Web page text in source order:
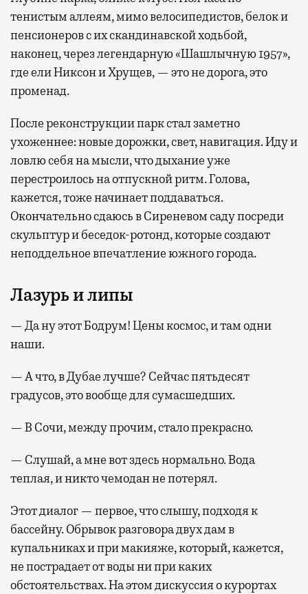
тенистым аллеям, мимо велосипедистов, белок и
пенсионеров с их скандинавской ходьбой,
наконец, через легендарную «Шашлычную 1957»,
где ели Никсон и Хрущев, — это не дорога, это
променад.
После реконструкции парк стал заметно
ухоженнее: новые дорожки, свет, навигация. Иду и
ловлю себя на мысли, что дыхание уже
перестроилось на отпускной ритм. Голова,
кажется, тоже начинает поддаваться.
Окончательно сдаюсь в Сиреневом саду посреди
скульптур и беседок-ротонд, которые создают
неподдельное впечатление южного города.
Лазурь и липы
— Да ну этот Бодрум! Цены космос, и там одни
наши.
— А что, в Дубае лучше? Сейчас пятьдесят
градусов, это вообще для сумасшедших.
— В Сочи, между прочим, стало прекрасно.
— Слушай, а мне вот здесь нормально. Вода
теплая, и никто чемодан не потерял.
Этот диалог — первое, что слышу, подходя к
бассейну. Обрывок разговора двух дам в
купальниках и при макияже, который, кажется,
не пострадает от воды ни при каких
обстоятельствах. На этом дискуссия о курортах